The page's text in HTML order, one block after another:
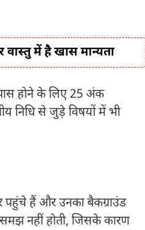
में है खास मान्यता
पास होने के लिए 25 अंक
निधि से जुड़े विषयों में भी
पहुंचे हैं और उनका बैकग्राउंड
समझ नहीं होती, जिसके कारण